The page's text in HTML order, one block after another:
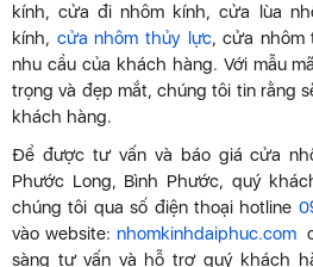
kính, cửa đi nhôm kính, cửa lùa
kính, cửa nhôm thủy lực, cửa nhôm
nhu cầu của khách hàng. Với mẫu
trọng và đẹp mắt, chúng tôi tin rằng
khách hàng.
Để được tư vấn và báo giá cửa
Phước Long, Bình Phước, quý
chúng tôi qua số điện thoại hotline
vào website: nhomkinhdaiphuc.com
sàng tư vấn và hỗ trợ quý khách